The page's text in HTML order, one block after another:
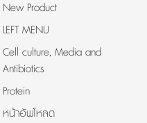
New Product
LEFT MENU
Cell culture, Media and
Antibiotics
Protein
หน้าอัพโหลด